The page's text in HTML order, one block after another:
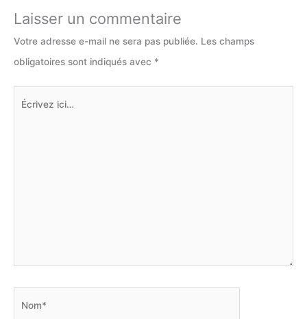
Laisser un commentaire
Votre adresse e-mail ne sera pas publiée. Les champs
obligatoires sont indiqués avec *